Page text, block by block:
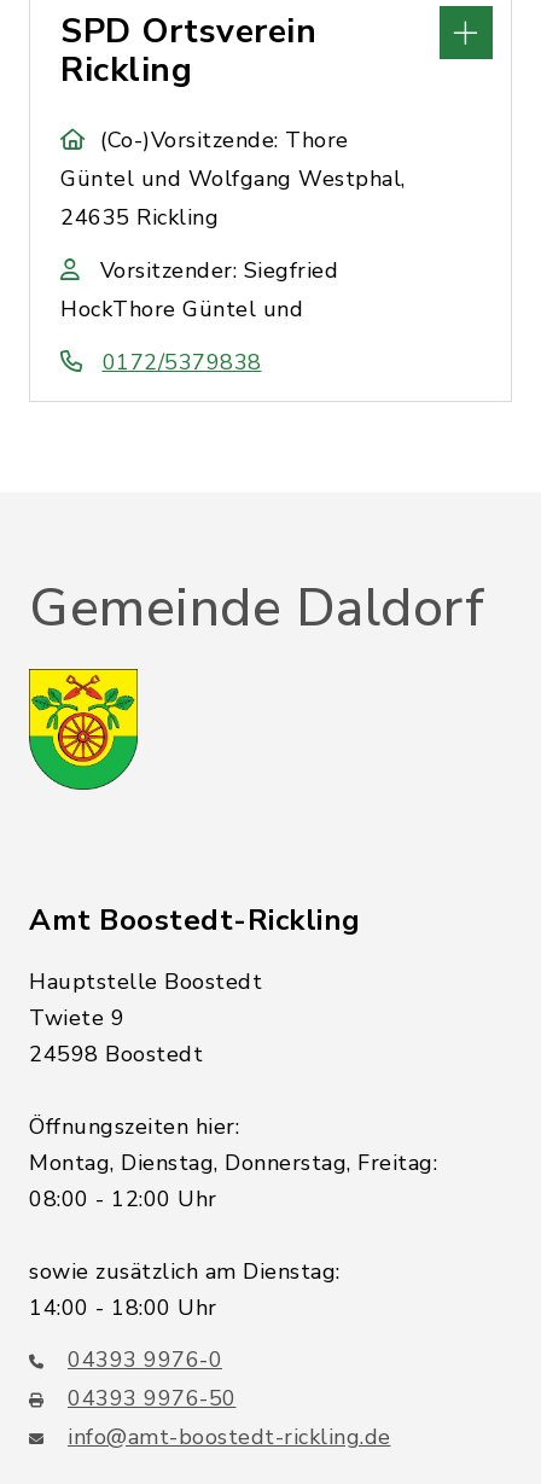
SPD Ortsverein
Rickling
(Co-)Vorsitzende: Thore
Güntel und Wolfgang Westphal,
24635 Rickling
Vorsitzender: Siegfried
HockThore Güntel und
0172/5379838
Gemeinde Daldorf
Amt Boostedt-Rickling
Hauptstelle Boostedt
Twiete 9
24598 Boostedt
Öffnungszeiten hier:
Montag, Dienstag, Donnerstag, Freitag:
08:00 - 12:00 Uhr
sowie zusätzlich am Dienstag:
14:00 - 18:00 Uhr
04393 9976-0
04393 9976-50
info@amt-boostedt-rickling.de